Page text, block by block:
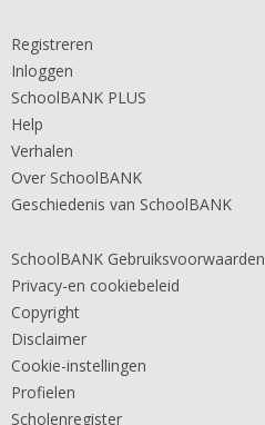
Registreren
Inloggen
SchoolBANK PLUS
Help
Verhalen
Over SchoolBANK
Geschiedenis van SchoolBANK
SchoolBANK Gebruiksvoorwaarden
Privacy-en cookiebeleid
Copyright
Disclaimer
Cookie-instellingen
Profielen
Scholenregister